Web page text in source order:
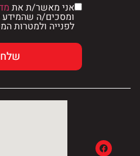
אני מאשר/ת את
ומסכים/ה
לפנייה ולמטרות